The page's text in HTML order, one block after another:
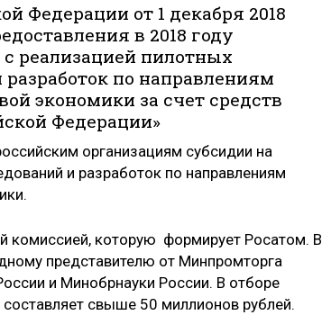
Федерации от 1 декабря 2018
в 2018 году
реализацией пилотных
по направлениям
экономики за счет средств
Федерации»
организациям субсидии на
и разработок по направлениям
комиссией, которую формирует Росатом. В
представителю от Минпромторга
и Минобрнауки России. В отборе
свыше 50 миллионов рублей.